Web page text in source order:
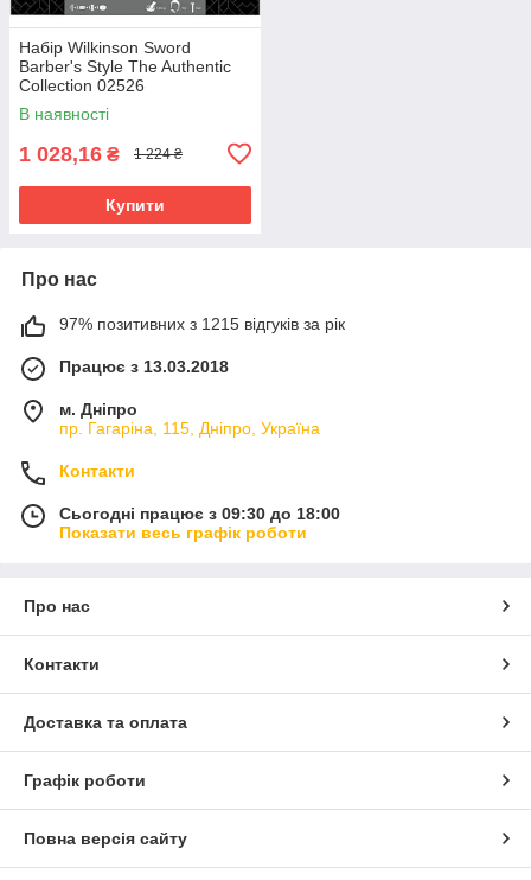
Набір Wilkinson Sword
Barber's Style The Authentic
Collection 02526
В наявності
1 028,16 ₴ 1 224 ₴
Купити
Про нас
97% позитивних з 1215 відгуків за рік
Працює з 13.03.2018
м. Дніпро
пр. Гагаріна, 115, Дніпро, Україна
Контакти
Сьогодні працює з 09:30 до 18:00
Показати весь графік роботи
Про нас
Контакти
Доставка та оплата
Графік роботи
Повна версія сайту